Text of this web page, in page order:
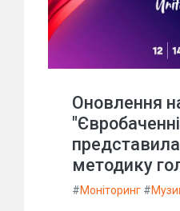
Оновлення
методику
#Моніторинг #